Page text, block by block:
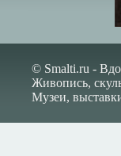
© Smalti.ru -
Живопись,
Музеи,